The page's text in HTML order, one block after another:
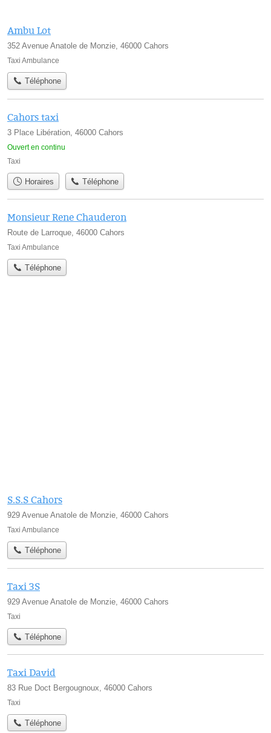
Ambu Lot
352 Avenue Anatole de Monzie, 46000 Cahors
Taxi Ambulance
Téléphone
Cahors taxi
3 Place Libération, 46000 Cahors
Ouvert en continu
Taxi
Horaires Téléphone
Monsieur Rene Chauderon
Route de Larroque, 46000 Cahors
Taxi Ambulance
Téléphone
S.S.S Cahors
929 Avenue Anatole de Monzie, 46000 Cahors
Taxi Ambulance
Téléphone
Taxi 3S
929 Avenue Anatole de Monzie, 46000 Cahors
Taxi
Téléphone
Taxi David
83 Rue Doct Bergougnoux, 46000 Cahors
Taxi
Téléphone